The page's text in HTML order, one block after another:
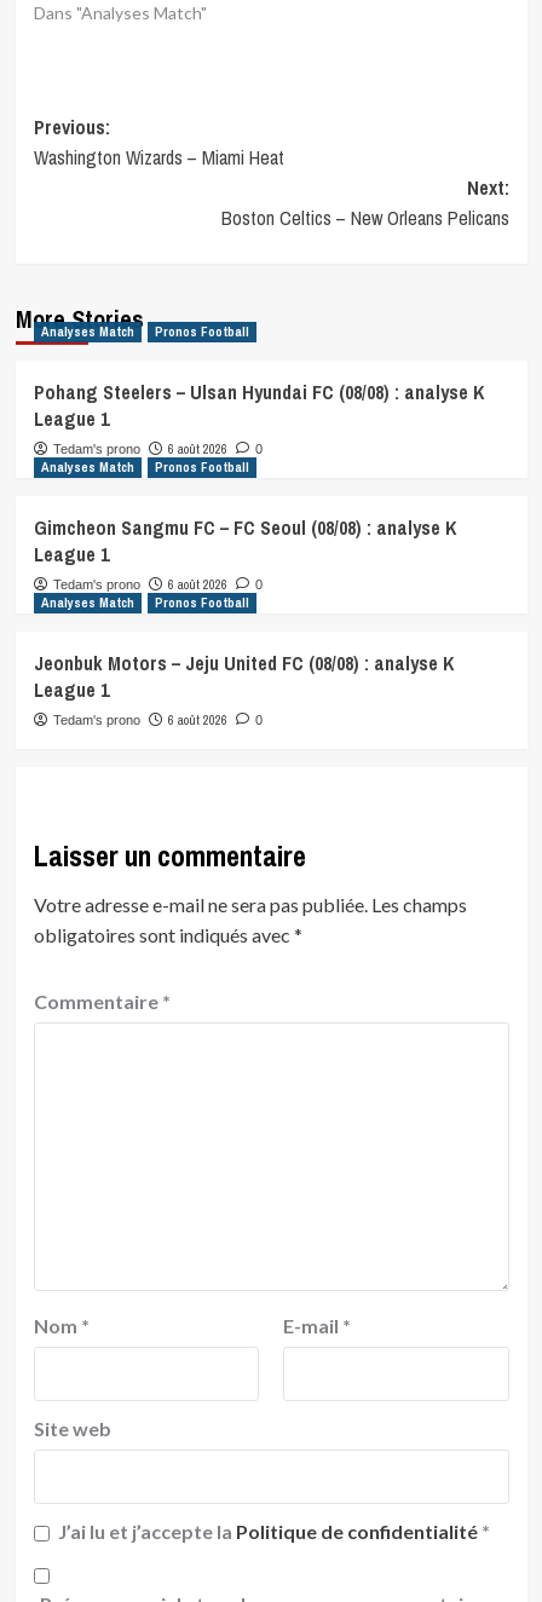
Dans "Analyses Match"
Post
navigation
Previous:
Washington Wizards – Miami Heat
Next:
Boston Celtics – New Orleans Pelicans
More Stories
Analyses Match Pronos Football
Pohang Steelers – Ulsan Hyundai FC (08/08) : analyse K
League 1
Tedam's prono 6 août 2026 0
Analyses Match Pronos Football
Gimcheon Sangmu FC – FC Seoul (08/08) : analyse K
League 1
Tedam's prono 6 août 2026 0
Analyses Match Pronos Football
Jeonbuk Motors – Jeju United FC (08/08) : analyse K
League 1
Tedam's prono 6 août 2026 0
Laisser un commentaire
Votre adresse e-mail ne sera pas publiée. Les champs
obligatoires sont indiqués avec *
Commentaire *
Nom * E-mail *
Site web
J’ai lu et j’accepte la Politique de confidentialité *